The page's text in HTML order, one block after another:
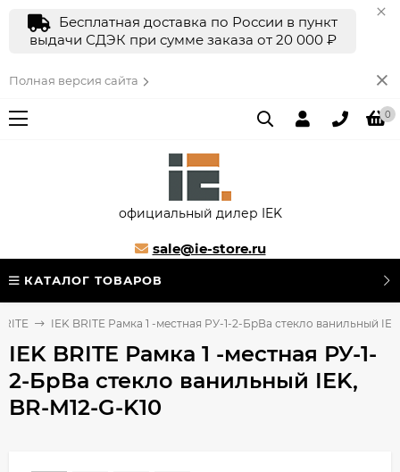
Бесплатная доставка по России в пункт
выдачи СДЭК при сумме заказа от 20 000 ₽
Полная версия сайта
0
официальный дилер IEK
sale@ie-store.ru
КАТАЛОГ ТОВАРОВ
IEK BRITE Рамка 1 -местная РУ-1-2-БрВа стекло ванильный
IEK BRITE Рамка 1 -местная РУ-1-
2-БрВа стекло ванильный IEK,
BR-M12-G-K10